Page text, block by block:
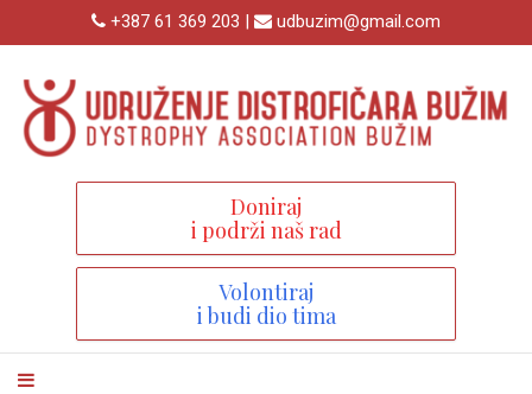
+387 61 369 203 | udbuzim@gmail.com
Doniraj
i podrži naš rad
Volontiraj
i budi dio tima